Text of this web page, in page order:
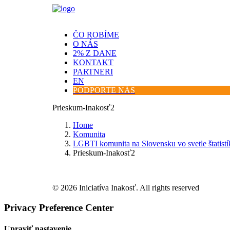
ČO ROBÍME
O NÁS
2% Z DANE
KONTAKT
PARTNERI
EN
PODPORTE NÁS
Prieskum-Inakosť2
Home
Komunita
LGBTI komunita na Slovensku vo svetle
Prieskum-Inakosť2
© 2026 Iniciatíva Inakosť. All rights reserved
Privacy Preference Center